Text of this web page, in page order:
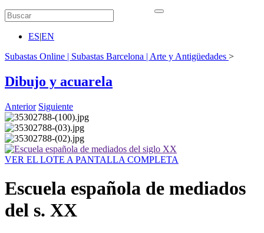
ES|EN
Subastas Online | Subastas Barcelona | Arte y Antigüedades >
Dibujo y acuarela
Anterior Siguiente
VER EL LOTE A PANTALLA COMPLETA
Escuela española de mediados
del s. XX